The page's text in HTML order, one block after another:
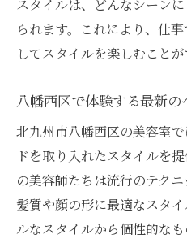
スタイルは、どんなシーン
られます。これにより、仕
してスタイルを楽しむことが
八幡西区で体験する最新の
北九州市八幡西区の美容室
ドを取り入れたスタイルを
の美容師たちは流行のテクニ
髪質や顔の形に最適なスタ
ルなスタイルから個性的な